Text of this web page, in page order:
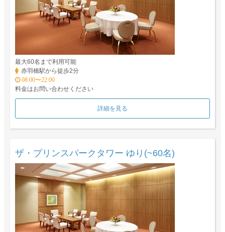
最大60名まで利用可能
赤羽橋駅から徒歩2分
08:00〜22:00
料金はお問い合わせください
詳細を見る
ザ・プリンスパークタワー ゆり(~60名)